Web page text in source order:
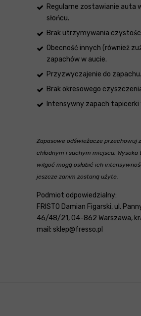
Regularne zostawianie auta
słońcu.
Brak utrzymywania
Obecność innych (również
zapachów w aucie.
Przyzwyczajenie do zapachu.
Brak okresowego
Intensywny zapach tapicerki
Zapasowe odświeżacze przechowuj
chłodnym i suchym miejscu.
wilgoć mogą osłabić ich
jeszcze zanim zostaną użyte.
Podmiot odpowiedzialny:
FRISTO Damian Figarski, ul.
46/48/21, 04-862 Warszawa,
mail: sklep@fresso.pl